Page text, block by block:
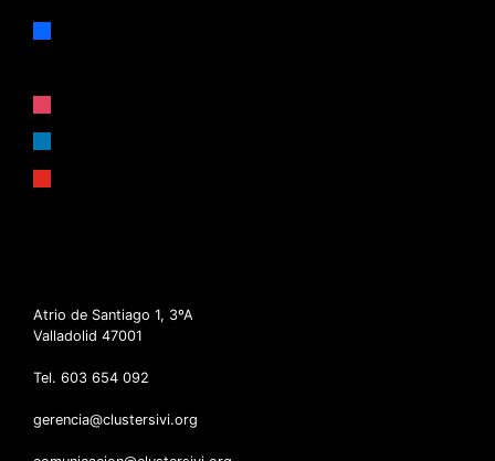
facebook
instagram
linkedin
youtube
Atrio de Santiago 1, 3ºA
Valladolid 47001
Tel. 603 654 092
gerencia@clustersivi.org